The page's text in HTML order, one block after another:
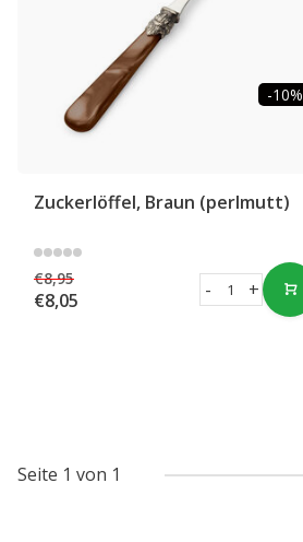
-10%
Zuckerlöffel, Braun (perlmutt)
€8,95
€8,05 +
-
Seite 1 von 1